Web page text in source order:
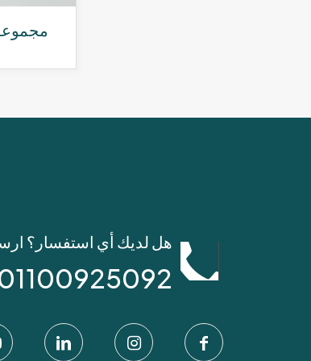
هل لديك أي استفسار؟